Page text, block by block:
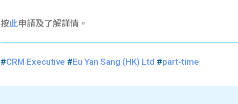
按此申請及了解詳情。
#CRM Executive #Eu Yan Sang (HK) Ltd #part-time